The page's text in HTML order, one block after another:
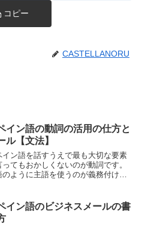
コピー
CASTELLANORU
イン語の動詞の活用の仕方と
ル【文法】
イン語を話すうえで最も大切な要素
ってもおかしくないのが動詞です。
のように主語を使うのが義務付けら
えマスターできればとりあえず簡単
話ができるようになり...
イン語のビジネスメールの書